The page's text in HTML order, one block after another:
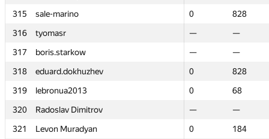
315
sale-marino 0
828
316
tyomasr —
—
317
boris.starkow —
—
318
eduard.dokhuzhev 0
828
319
lebronua2013 0
68
320
Radoslav Dimitrov —
—
321
Levon Muradyan 0
184
315
sale-marino 0
828
316
tyomasr —
—
317
boris.starkow —
—
318
eduard.dokhuzhev 0
828
319
lebronua2013 0
68
320
Radoslav Dimitrov —
—
321
Levon Muradyan 0
184